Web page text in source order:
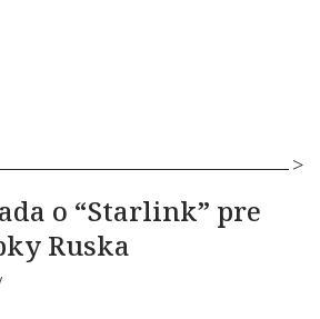
o “Starlink” pre
Ruska